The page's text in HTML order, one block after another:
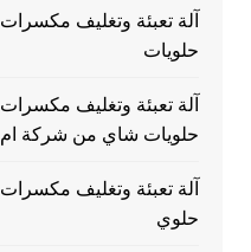
آلة تعبئة وتغليف
حلويات
آلة تعبئة وتغليف
حلويات شاي من شركة ام
آلة تعبئة وتغليف
حلوي